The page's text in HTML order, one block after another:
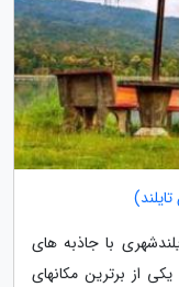
با جاذبه های
از برترین مکانهای